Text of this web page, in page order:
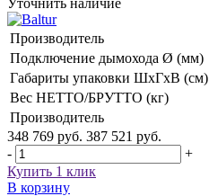
Производитель
Подключение дымохода Ø (мм)
Габариты упаковки ШхГхВ (см)
Вес НЕТТО/БРУТТО (кг)
Производитель
348 769 руб. 387 521 руб.
-
+
Купить 1 клик
В корзину